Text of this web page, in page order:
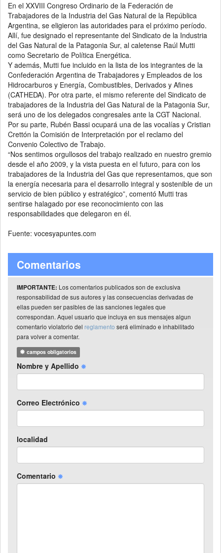
En el XXVIII Congreso Ordinario de la Federación de
Trabajadores de la Industria del Gas Natural de la República
Argentina, se eligieron las autoridades para el próximo período.
Allí, fue designado el representante del Sindicato de la Industria
del Gas Natural de la Patagonia Sur, al caletense Raúl Mutti
como Secretario de Política Energética.
Y además, Mutti fue incluido en la lista de los integrantes de la
Confederación Argentina de Trabajadores y Empleados de los
Hidrocarburos y Energía, Combustibles, Derivados y Afines
(CATHEDA). Por otra parte, el mismo referente del Sindicato de
trabajadores de la Industria del Gas Natural de la Patagonia Sur,
será uno de los delegados congresales ante la CGT Nacional.
Por su parte, Rubén Bassi ocupará una de las vocalías y Cristian
Crettón la Comisión de Interpretación por el reclamo del
Convenio Colectivo de Trabajo.
“Nos sentimos orgullosos del trabajo realizado en nuestro gremio
desde el año 2009, y la vista puesta en el futuro, para con los
trabajadores de la Industria del Gas que representamos, que son
la energía necesaria para el desarrollo integral y sostenible de un
servicio de bien público y estratégico”, comentó Mutti tras
sentirse halagado por ese reconocimiento con las
responsabilidades que delegaron en él.
Fuente: vocesyapuntes.com
Comentarios
IMPORTANTE: Los comentarios publicados son de exclusiva
responsabilidad de sus autores y las consecuencias derivadas de
ellas pueden ser pasibles de las sanciones legales que
correspondan. Aquel usuario que incluya en sus mensajes algun
comentario violatorio del reglamento será eliminado e inhabilitado
para volver a comentar.
campos obligatorios
Nombre y Apellido
Correo Electrónico
localidad
Comentario